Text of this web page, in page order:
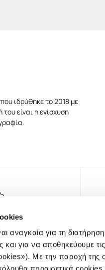
αναγκαία για τη
για να αποθηκεύουμε
Με την παροχή της
ιδρύθηκε το 2018 με
είναι η ενίσχυση